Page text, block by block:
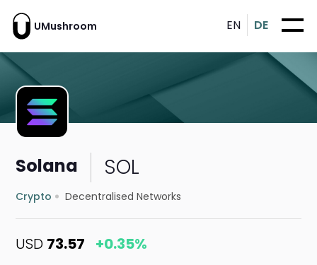
UMushroom EN DE
Solana SOL
Crypto Decentralised Networks
USD 73.57 +0.35%